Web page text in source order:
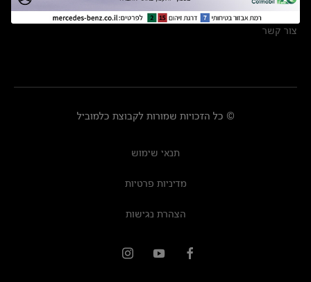
מרכזי שירות
צור קשר
© כל הזכויות שמורות לקבוצת כלמוביל
תנאי שימוש
מדיניות פרטיות
הצהרת נגישות